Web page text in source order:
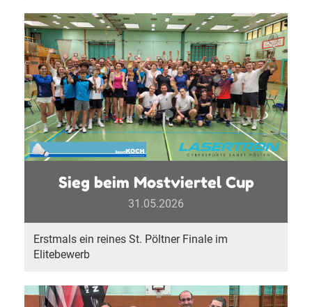
Sieg beim Mostviertel Cup
31.05.2026
Erstmals ein reines St. Pöltner Finale im
Elitebewerb